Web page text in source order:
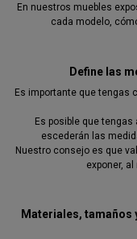
En nuestros muebles
cada modelo,
Define las
Es importante que tengas
Es posible que
escederán las
Nuestro consejo es que
exponer,
Materiales, tamaños